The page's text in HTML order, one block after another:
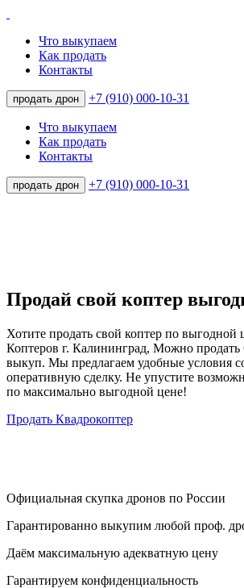
Что выкупаем
Как продать
Контакты
продать дрон +7 (910) 000-10-31
Что выкупаем
Как продать
Контакты
продать дрон +7 (910) 000-10-31
Продай свой коптер
Хотите продать свой коптер по
Коптеров г. Калининград, Можно
выкуп. Мы предлагаем удобные условия
оперативную сделку. Не упустите
по максимально выгодной цене!
Продать Квадрокоптер
Официальная скупка дронов по России
Гарантированно выкупим любой проф.
Даём максимальную адекватную цену
Гарантируем конфиденциальность